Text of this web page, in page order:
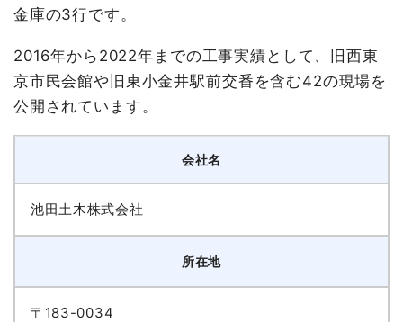
金庫の3行です。
2016年から2022年までの工事実績として、旧西東
京市民会館や旧東小金井駅前交番を含む42の現場を
公開されています。
会社名
池田土木株式会社
所在地
〒183-0034